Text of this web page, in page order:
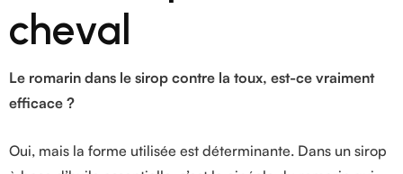
cheval
Le romarin dans le sirop contre la toux, est-ce vraiment
efficace ?
Oui, mais la forme utilisée est déterminante. Dans un sirop